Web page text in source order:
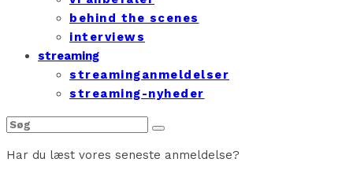
behind the scenes
interviews
streaming
streaminganmeldelser
streaming-nyheder
Har du læst vores seneste anmeldelse?